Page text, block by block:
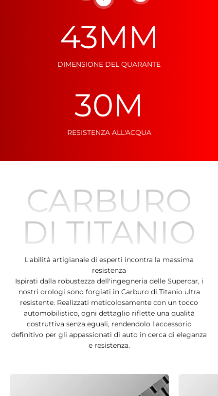
Per saperne di più
43MM
DIMENSIONE DEL QUARANTE
30M
RESISTENZA ALL'ACQUA
CARBURO
DI TITANIO
L'abilità artigianale di esperti incontra la massima
resistenza
Ispirati dalla robustezza dell'ingegneria delle Supercar, i
nostri orologi sono forgiati in Carburo di Titanio ultra
resistente. Realizzati meticolosamente con un tocco
automobilistico, ogni dettaglio riflette una qualità
costruttiva senza eguali, rendendolo l'accessorio
definitivo per gli appassionati di auto in cerca di eleganza
e resistenza.